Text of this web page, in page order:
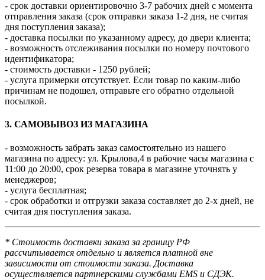
- срок доставки ориентировочно 3-7 рабочих дней с момента
отправления заказа (срок отправки заказа 1-2 дня, не считая
дня поступления заказа);
- доставка посылки по указанному адресу, до двери клиента;
- возможность отслеживания посылки по номеру почтового
идентификатора;
- стоимость доставки - 1250 рублей;
- услуга примерки отсутствует. Если товар по каким-либо
причинам не подошел, отправьте его обратно отдельной
посылкой.
3. САМОВЫВОЗ ИЗ МАГАЗИНА
- возможность забрать заказ самостоятельно из нашего
магазина по адресу: ул. Крылова,4 в рабочие часы магазина с
11:00 до 20:00, срок резерва товара в магазине уточнять у
менеджеров;
- услуга бесплатная;
- срок обработки и отгрузки заказа составляет до 2-х дней, не
считая дня поступления заказа.
* Стоимость доставки заказа за границу РФ
рассчитывается отдельно и является платной вне
зависимости от стоимости заказа. Доставка
осуществляется партнерскими службами EMS и СДЭК.